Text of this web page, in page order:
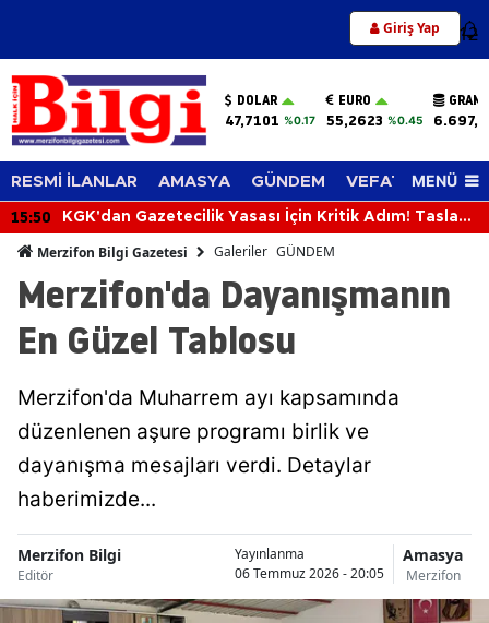
Giriş Yap 12
DOLAR
47,7101 %0.17
EURO
55,2623 %0.45
RESMİ İLANLAR AMASYA GÜNDEM VEFAT EDENLER
MENÜ
Gazetecilik Yasası İçin Kritik Adım! Taslak
15:44 22
Merzifon Bilgi Gazetesi Galeriler GÜNDEM
Merzifon'da Dayanışmanın
En Güzel Tablosu
Merzifon'da Muharrem ayı kapsamında
düzenlenen aşure programı birlik ve
dayanışma mesajları verdi. Detaylar
haberimizde...
Merzifon Bilgi
Editör
Yayınlanma
06 Temmuz 2026 - 20:05
Amasya
Merzifon